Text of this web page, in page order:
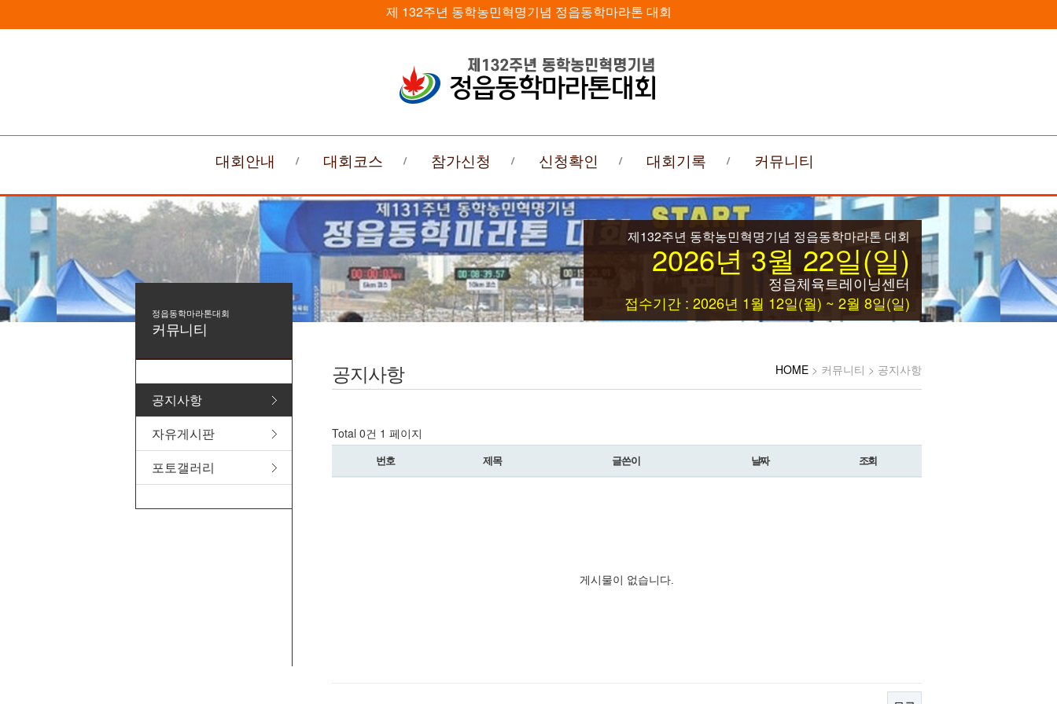
제 132주년 동학농민혁명기념 정읍동학마라톤 대회
대회안내 대회코스 참가신청 신청확인 대회기록 커뮤니티
제132주년 동학농민혁명기념 정읍동학마라톤 대회
2026년 3월 22일(일)
정읍체육트레이닝센터
접수기간 : 2026년 1월 12일(월) ~ 2월 8일(일)
정읍동학마라톤대회
커뮤니티
공지사항
자유게시판
포토갤러리
공지사항 HOME > 커뮤니티 > 공지사항
Total 0건 1 페이지
번호 제목 글쓴이 날짜 조회
게시물이 없습니다.